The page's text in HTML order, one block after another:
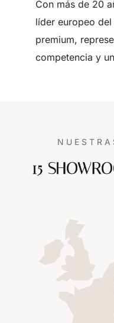
Con más de 20
líder europeo
premium,
competencia y
15